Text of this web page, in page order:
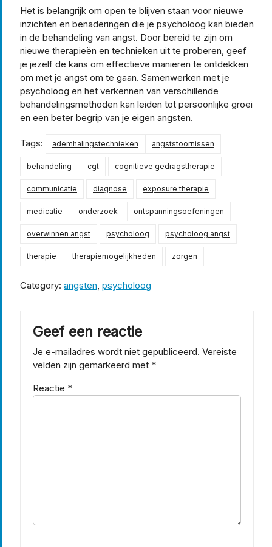
Het is belangrijk om open te blijven staan voor nieuwe
inzichten en benaderingen die je psycholoog kan bieden
in de behandeling van angst. Door bereid te zijn om
nieuwe therapieën en technieken uit te proberen, geef
je jezelf de kans om effectieve manieren te ontdekken
om met je angst om te gaan. Samenwerken met je
psycholoog en het verkennen van verschillende
behandelingsmethoden kan leiden tot persoonlijke groei
en een beter begrip van je eigen angsten.
Tags: ademhalingstechnieken angststoornissen
behandeling cgt cognitieve gedragstherapie
communicatie diagnose exposure therapie
medicatie onderzoek ontspanningsoefeningen
overwinnen angst psycholoog psycholoog angst
therapie therapiemogelijkheden zorgen
Category: angsten psycholoog
Geef een reactie
Je e-mailadres wordt niet gepubliceerd. Vereiste
velden zijn gemarkeerd met *
Reactie *